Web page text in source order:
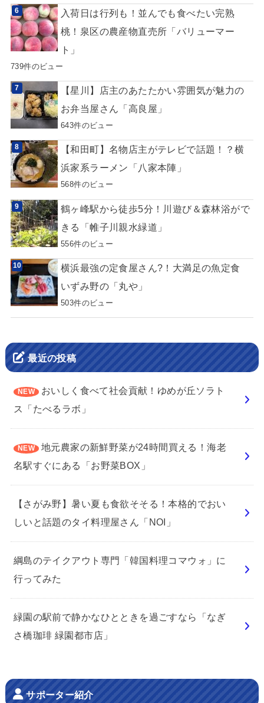
入荷日は行列も！並んでも食べたい完熟
桃！泉区の農産物直売所「バリューマー
ト」
739件のビュー
【星川】店主のあたたかい雰囲気が魅力の
お弁当屋さん「高良屋」
643件のビュー
【和田町】名物店主がテレビで話題！？横
浜家系ラーメン「八家本陣」
568件のビュー
鶴ヶ峰駅から徒歩5分！川遊び＆森林浴がで
きる「帷子川親水緑道」
556件のビュー
横浜最強の定食屋さん?！大満足の魚定食
いずみ野の「丸や」
503件のビュー
最近の投稿
おいしく食べて社会貢献！ゆめが丘ソラト
ス「たべるラボ」
地元農家の新鮮野菜が24時間買える！海老
名駅すぐにある「お野菜BOX」
【さがみ野】暑い夏も食欲そそる！本格的でおい
しいと話題のタイ料理屋さん「NOI」
綱島のテイクアウト専門「韓国料理コマウォ」に
行ってみた
緑園の駅前で静かなひとときを過ごすなら「なぎ
さ橋珈琲 緑園都市店」
サポーター紹介